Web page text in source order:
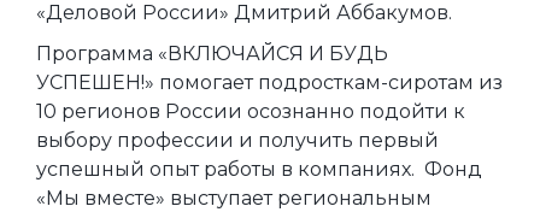
«Деловой России» Дмитрий Аббакумов.
Программа «ВКЛЮЧАЙСЯ И БУДЬ
УСПЕШЕН!» помогает подросткам-сиротам из
10 регионов России осознанно подойти к
выбору профессии и получить первый
успешный опыт работы в компаниях. Фонд
«Мы вместе» выступает региональным